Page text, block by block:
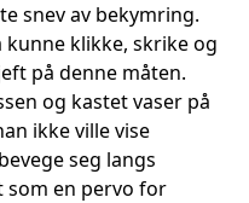
snev av bekymring.
kunne klikke, skrike og
på denne måten.
og kastet vaser på
ikke ville vise
seg langs
som en pervo for